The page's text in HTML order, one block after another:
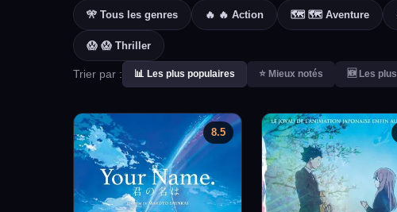
🎌 Tous les genres 🔥 🔥 Action 🗺️ 🗺️ Aventure
😱 😱 Thriller
Trier par : 📊 Les plus populaires ⭐ Mieux notés 🆕 Les
8.5